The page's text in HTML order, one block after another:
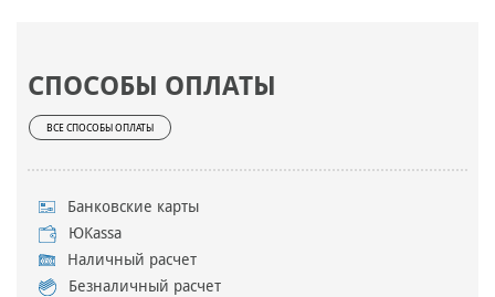
СПОСОБЫ ОПЛАТЫ
ВСЕ СПОСОБЫ ОПЛАТЫ
Банковские карты
ЮKassa
Наличный расчет
Безналичный расчет